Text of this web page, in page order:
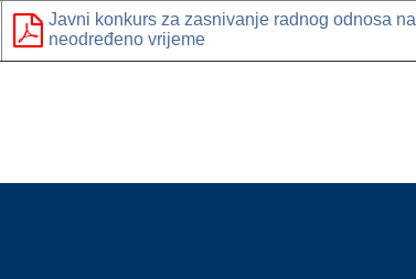
Javni konkurs za zasnivanje radnog odnosa na
neodređeno vrijeme